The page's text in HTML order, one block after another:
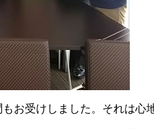
お受けしました。それは心